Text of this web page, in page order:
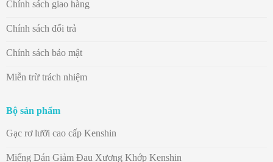
Chính sách giao hàng
Chính sách đổi trả
Chính sách bảo mật
Miễn trừ trách nhiệm
Bộ sản phẩm
Gạc rơ lưỡi cao cấp Kenshin
Miếng Dán Giảm Đau Xương Khớp Kenshin